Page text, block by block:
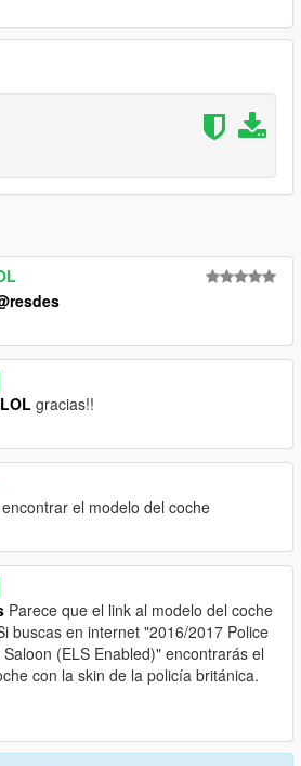
creada por resdes
sus instrucciones:
vehicles/2016-2017-police-ford-
los archivos descargados en
directorio:
dlcpacks/patchday4ng/dlc.rpf/x64/level
its instructions:
vehicles/2016-2017-police-ford-
the files you just downloaded from
directory:
dlcpacks/patchday4ng/dlc.rpf/x64/level
gracias!!
el modelo del coche
Parece que el link al modelo del coche
buscas en internet "2016/2017 Police
(ELS Enabled)" encontrarás el
con la skin de la policía británica.